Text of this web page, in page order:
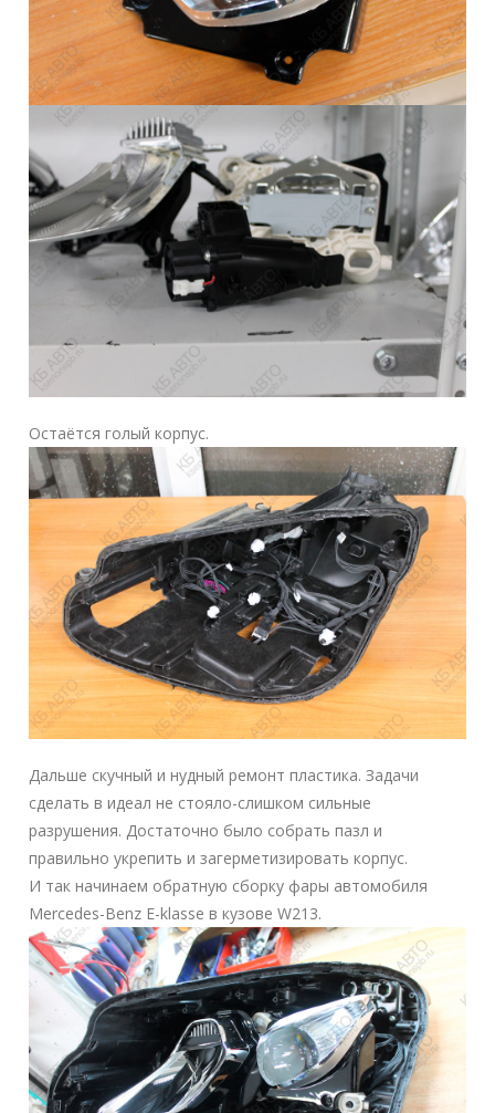
Остаётся голый корпус.
Дальше скучный и нудный ремонт пластика. Задачи
сделать в идеал не стояло-слишком сильные
разрушения. Достаточно было собрать пазл и
правильно укрепить и загерметизировать корпус.
И так начинаем обратную сборку фары автомобиля
Mercedes-Benz E-klasse в кузове W213.